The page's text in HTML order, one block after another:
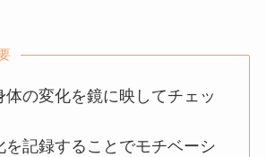
体の変化を鏡に映してチェッ
を記録することでモチベーシ